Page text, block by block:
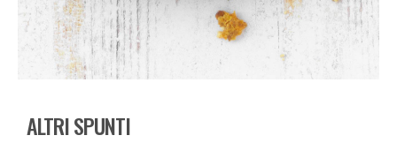
ALTRI SPUNTI